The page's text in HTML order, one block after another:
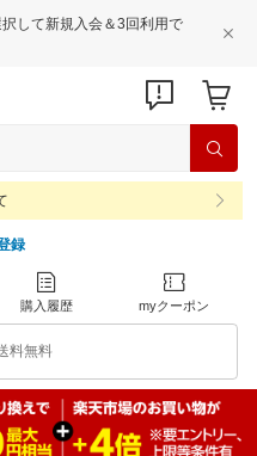
して新規入会＆3回利用で
録
購入履歴 myクーポン
料無料